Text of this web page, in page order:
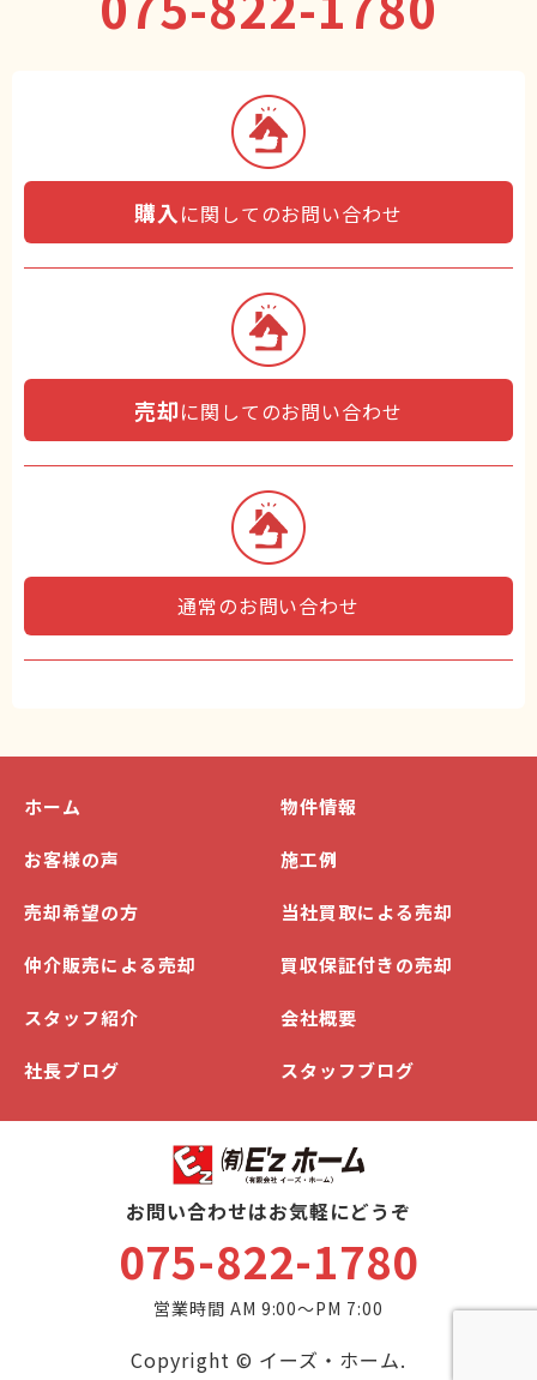
購入 に関してのお問い合わせ
売却に関してのお問い合わせ
通常のお問い合わせ
ホーム 物件情報
お客様の声 施工例
売却希望の方 当社買取による売却
仲介販売による売却 買収保証付きの売却
スタッフ紹介 会社概要
社長ブログ スタッフブログ
お問い合わせはお気軽にどうぞ
075-822-1780
営業時間 AM 9:00～PM 7:00
Copyright © イーズ・ホーム.